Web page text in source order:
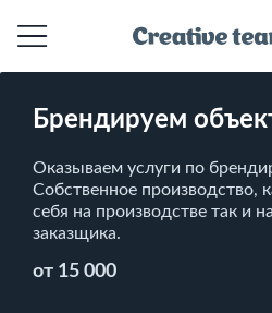
Брендируем
Оказываем услуги по
Собственное производство,
себя на производстве так и
заказщика.
от 15 000